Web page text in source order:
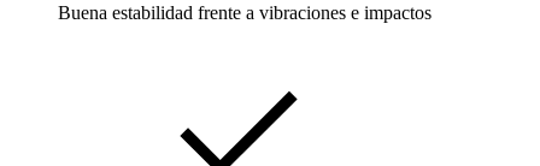
Buena estabilidad frente a vibraciones e impactos